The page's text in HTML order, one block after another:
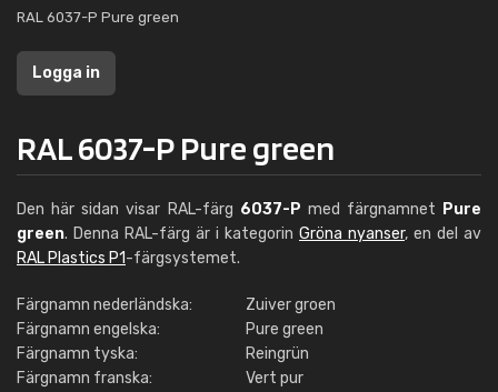
RAL 6037-P Pure green
Logga in
RAL 6037-P Pure green
Den här sidan visar RAL-färg 6037-P med färgnamnet Pure
green. Denna RAL-färg är i kategorin Gröna nyanser, en del av
RAL Plastics P1-färgsystemet.
Färgnamn nederländska:
Zuiver groen
Färgnamn engelska:
Pure green
Färgnamn tyska:
Reingrün
Färgnamn franska:
Vert pur